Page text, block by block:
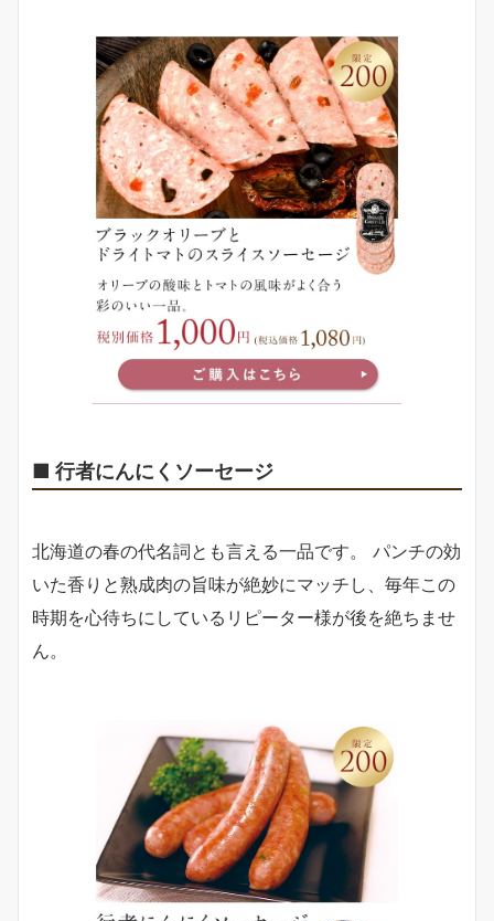
■ 行者にんにくソーセージ
北海道の春の代名詞とも言える一品です。 パンチの効
いた香りと熟成肉の旨味が絶妙にマッチし、毎年この
時期を心待ちにしているリピーター様が後を絶ちませ
ん。